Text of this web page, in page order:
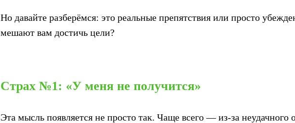
Но давайте разберёмся: это реальные препятствия или просто
мешают вам достичь цели?
Страх №1: «У меня не получится»
Эта мысль появляется не просто так. Чаще всего — из-за неудачного